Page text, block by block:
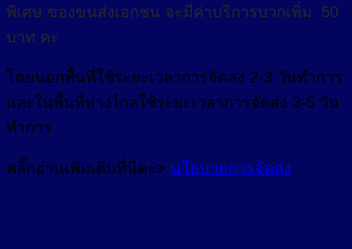
พิเศษ ของขนส่งเอกชน จะมีค่าบริการบวกเพิ่ม 50
บาท คะ
โดยนอกพื้นที่ใช้ระยะเวลาการจัดส่ง 2-3 วันทำการ
และในพื้นที่ห่างไกลใช้ระยะเวลาการจัดส่ง 3-5 วัน
ทำการ
คลิ๊กอ่านเพิ่มเติมที่นี่คะ> นโยบายการจัดส่ง